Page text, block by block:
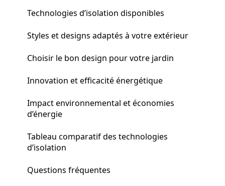
Technologies d’isolation disponibles
Styles et designs adaptés à votre extérieur
Choisir le bon design pour votre jardin
Innovation et efficacité énergétique
Impact environnemental et économies
d’énergie
Tableau comparatif des technologies
d’isolation
Questions fréquentes